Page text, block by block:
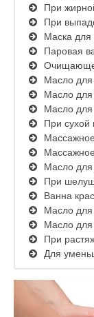
При
При
Маска для
Паровая
Масло
Масло для
Масло для
При сухой
Масло для
При
Ванна
Масло для
Масло для
При
Для